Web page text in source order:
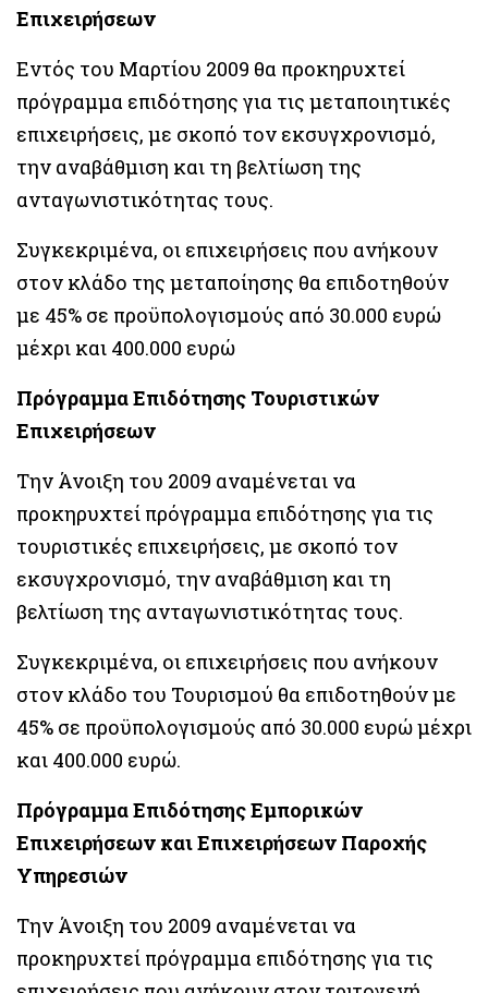
Επιχειρήσεων
Εντός του Μαρτίου 2009 θα προκηρυχτεί
πρόγραμμα επιδότησης για τις μεταποιητικές
επιχειρήσεις, με σκοπό τον εκσυγχρονισμό,
την αναβάθμιση και τη βελτίωση της
ανταγωνιστικότητας τους.
Συγκεκριμένα, οι επιχειρήσεις που ανήκουν
στον κλάδο της μεταποίησης θα επιδοτηθούν
με 45% σε προϋπολογισμούς από 30.000 ευρώ
μέχρι και 400.000 ευρώ
Πρόγραμμα Επιδότησης Τουριστικών
Επιχειρήσεων
Την Άνοιξη του 2009 αναμένεται να
προκηρυχτεί πρόγραμμα επιδότησης για τις
τουριστικές επιχειρήσεις, με σκοπό τον
εκσυγχρονισμό, την αναβάθμιση και τη
βελτίωση της ανταγωνιστικότητας τους.
Συγκεκριμένα, οι επιχειρήσεις που ανήκουν
στον κλάδο του Τουρισμού θα επιδοτηθούν με
45% σε προϋπολογισμούς από 30.000 ευρώ μέχρι
και 400.000 ευρώ.
Πρόγραμμα Επιδότησης Εμπορικών
Επιχειρήσεων και Επιχειρήσεων Παροχής
Υπηρεσιών
Την Άνοιξη του 2009 αναμένεται να
προκηρυχτεί πρόγραμμα επιδότησης για τις